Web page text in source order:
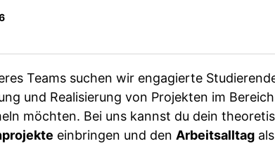
Teams suchen wir engagierte
und Realisierung von Projekten im
möchten. Bei uns kannst du dein
einbringen und denArbeitsalltag als